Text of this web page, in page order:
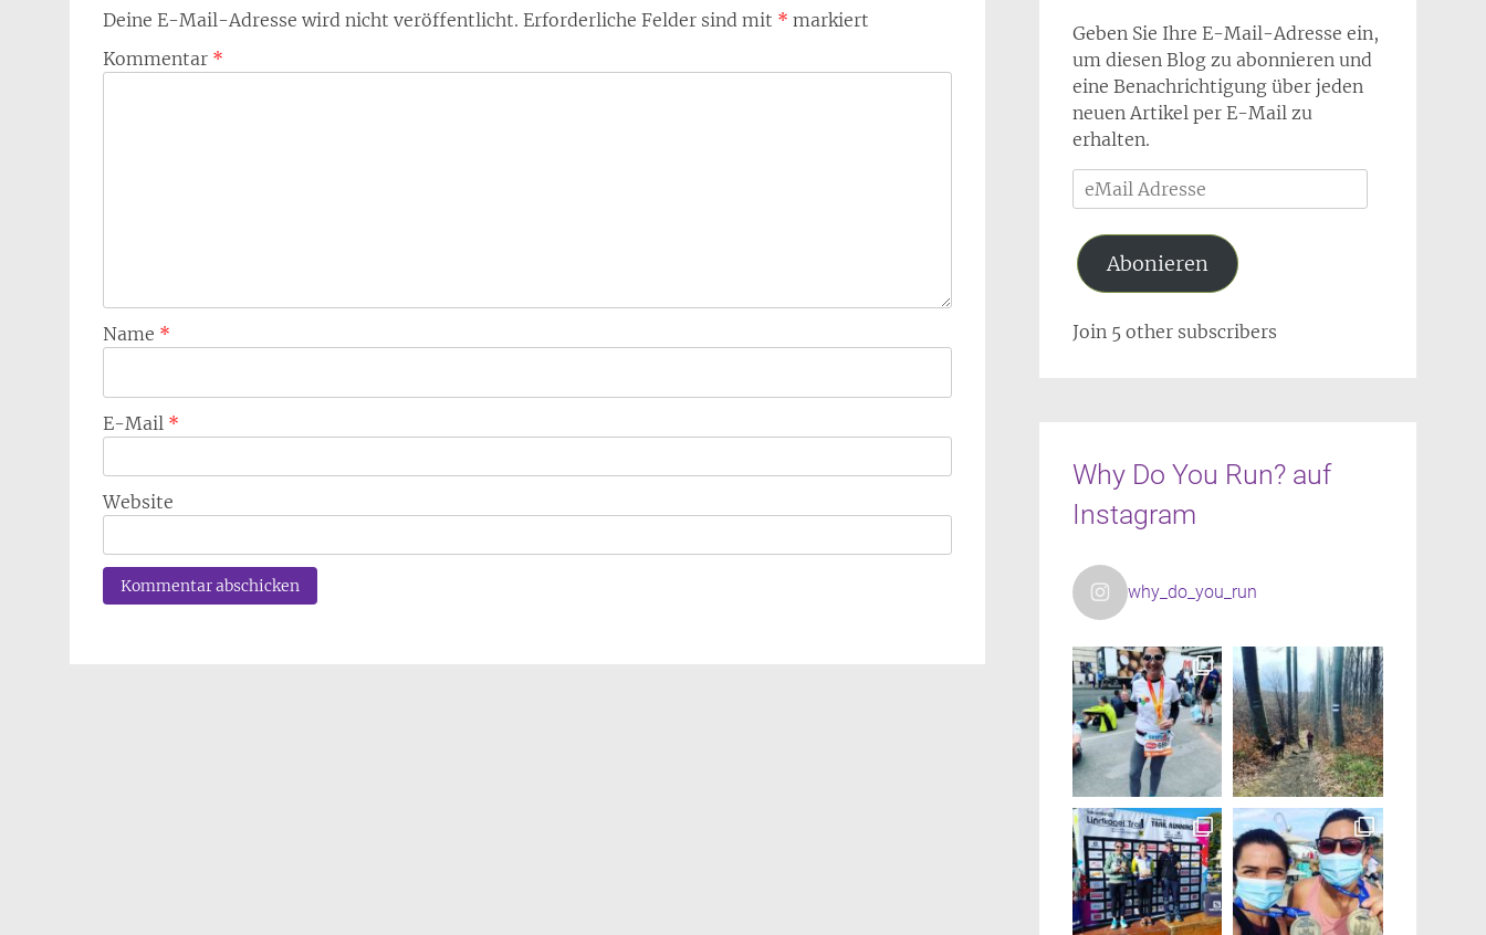
Deine E-Mail-Adresse wird nicht veröffentlicht. Erforderliche Felder sind mit * markiert
Kommentar *
Name *
E-Mail *
Website
Geben Sie Ihre E-Mail-Adresse ein,
um diesen Blog zu abonnieren und
eine Benachrichtigung über jeden
neuen Artikel per E-Mail zu
erhalten.
eMail
Adresse
Abonieren
Join 5 other subscribers
Why Do You Run? auf
Instagram
why_do_you_run